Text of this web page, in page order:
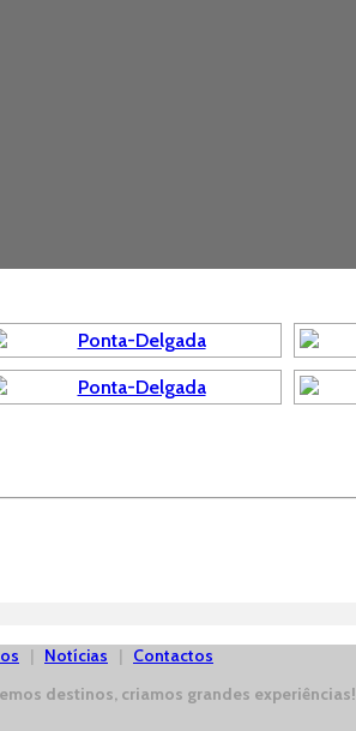
| Notícias | Contactos
destinos, criamos grandes experiências!